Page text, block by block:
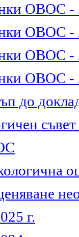
ОВОС -
ОВОС -
ОВОС -
ОВОС -
до
г.